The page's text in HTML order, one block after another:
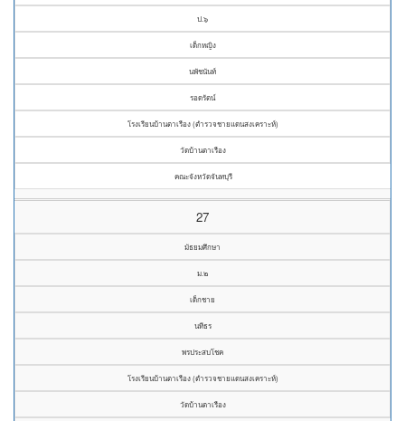
ป.๖
เด็กหญิง
นพัชนันท์
รอดรัตน์
โรงเรียนบ้านตาเรือง (ตำรวจชายแดนสงเคราะห์)
วัดบ้านตาเรือง
คณะจังหวัดจันทบุรี
27
มัธยมศึกษา
ม.๒
เด็กชาย
นทีธร
พรประสบโชค
โรงเรียนบ้านตาเรือง (ตำรวจชายแดนสงเคราะห์)
วัดบ้านตาเรือง